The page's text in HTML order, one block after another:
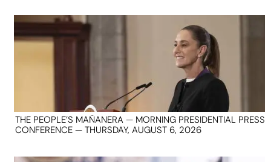
THE PEOPLE’S MAÑANERA — MORNING PRESIDENTIAL PRESS
CONFERENCE — THURSDAY, AUGUST 6, 2026